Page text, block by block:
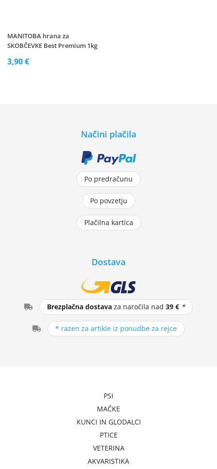
MANITOBA hrana za
SKOBČEVKE Best Premium 1kg
3,90 €
Načini plačila
Po predračunu
Po povzetju
Plačilna kartica
Dostava
Brezplačna dostava za naročila nad39 € *
* razen za artikle iz ponudbe za rejce
PSI
MAČKE
KUNCI IN GLODALCI
PTICE
VETERINA
AKVARISTIKA